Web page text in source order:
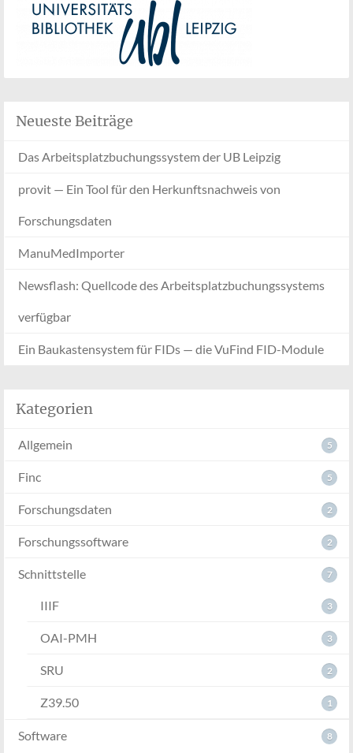
Neueste Beiträge
Das Arbeitsplatzbuchungssystem der UB Leipzig
provit — Ein Tool für den Herkunftsnachweis von
Forschungsdaten
ManuMedImporter
Newsflash: Quellcode des Arbeitsplatzbuchungssystems
verfügbar
Ein Baukastensystem für FIDs — die VuFind FID-Module
Kategorien
Allgemein 5
Finc 5
Forschungsdaten 2
Forschungssoftware 2
Schnittstelle 7
IIIF 3
OAI-PMH 3
SRU 2
Z39.50 1
Software 8